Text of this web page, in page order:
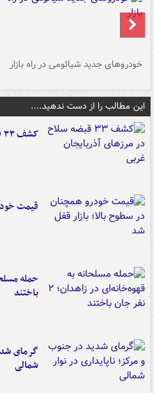
خودروهای جدید شیائومی در راه بازار
این مطالب را از دست ندهید....
کشف ۳۳ قبضه سلاح در مرزهای آذربایجان غربی
قیمت
باختند
گرمای
شمالی